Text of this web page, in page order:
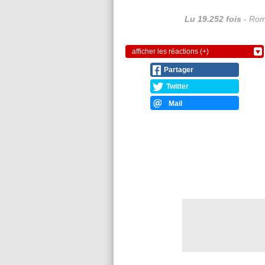
Lu 19.252 fois -
afficher les réactions (+)
Partager
Twitter
Mail